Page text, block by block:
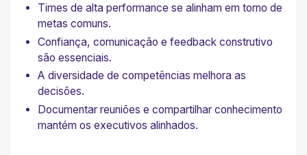
Times de alta performance se alinham em torno de
metas comuns.
Confiança, comunicação e feedback construtivo
são essenciais.
A diversidade de competências melhora as
decisões.
Documentar reuniões e compartilhar conhecimento
mantém os executivos alinhados.